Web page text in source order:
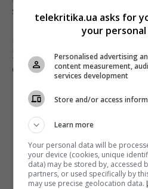
загрузка...
Предыдущий пост
ОБЪЯВИЛИ ДАТЫ
ЦЕРЕМОНИЮ «ОСКАР»
telekritika.ua asks for
your
Personalised advertising
content measurement,
services development
Store and/or access
Learn more
Your personal data will be
your device (cookies, unique
data) may be stored by, accessed
partners, or used specifically by
may use precise geolocation data.